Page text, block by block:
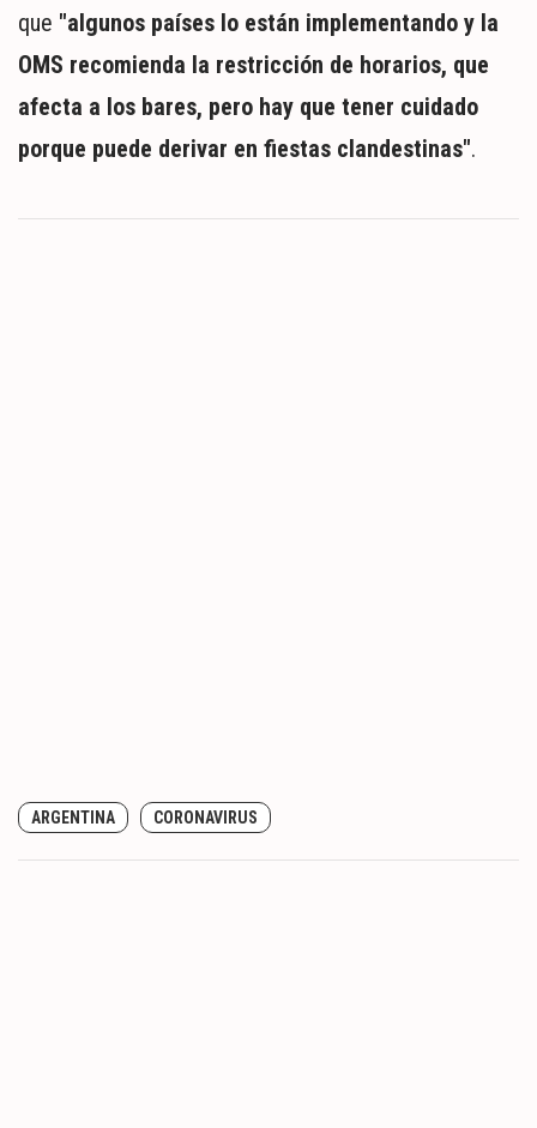
que "algunos países lo están implementando y la
OMS recomienda la restricción de horarios, que
afecta a los bares, pero hay que tener cuidado
porque puede derivar en fiestas clandestinas".
ARGENTINA CORONAVIRUS